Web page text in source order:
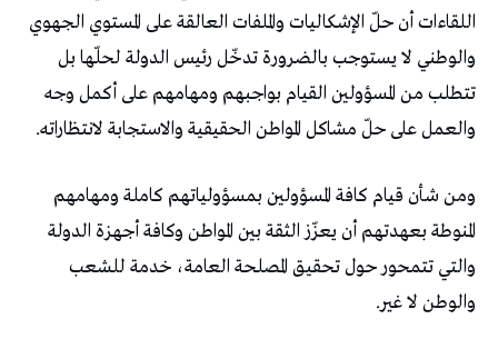
اللقاءات أن حلّ الإشكاليات والملفات العالقة على المستوي الجهوي
والوطني لا يستوجب بالضرورة تدخّل رئيس الدولة لحلّها بل
تتطلب من المسؤولين القيام بواجبهم ومهامهم على أكمل وجه
والعمل على حلّ مشاكل المواطن الحقيقية والاستجابة لانتظاراته.
ومن شأن قيام كافة المسؤولين بمسؤولياتهم كاملة ومهامهم
المنوطة بعهدتهم أن يعزّز الثقة بين المواطن وكافة أجهزة الدولة
والتي تتمحور حول تحقيق المصلحة العامة، خدمة للشعب
والوطن لا غير.